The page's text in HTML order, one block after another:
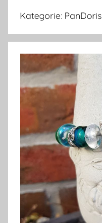
Kategorie: PanDoris